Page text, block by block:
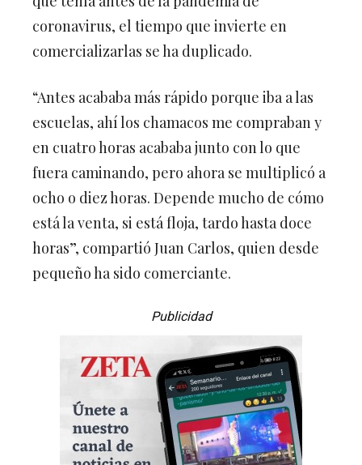
coronavirus, el tiempo que invierte en
comercializarlas se ha duplicado.
“Antes acababa más rápido porque iba a las
escuelas, ahí los chamacos me compraban y
en cuatro horas acababa junto con lo que
fuera caminando, pero ahora se multiplicó a
ocho o diez horas. Depende mucho de cómo
está la venta, si está floja, tardo hasta doce
horas”, compartió Juan Carlos, quien desde
pequeño ha sido comerciante.
Publicidad